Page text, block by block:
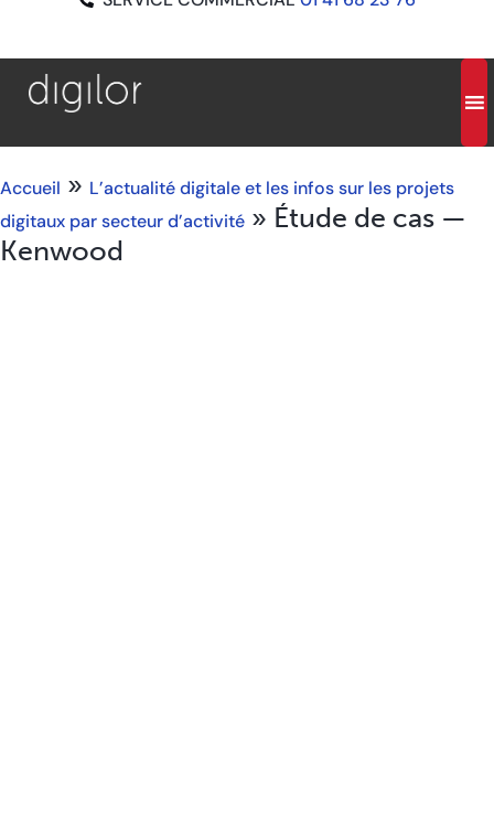
Accueil » L’actualité digitale et les infos sur les projets
digitaux par secteur d’activité » Étude de cas —
Kenwood